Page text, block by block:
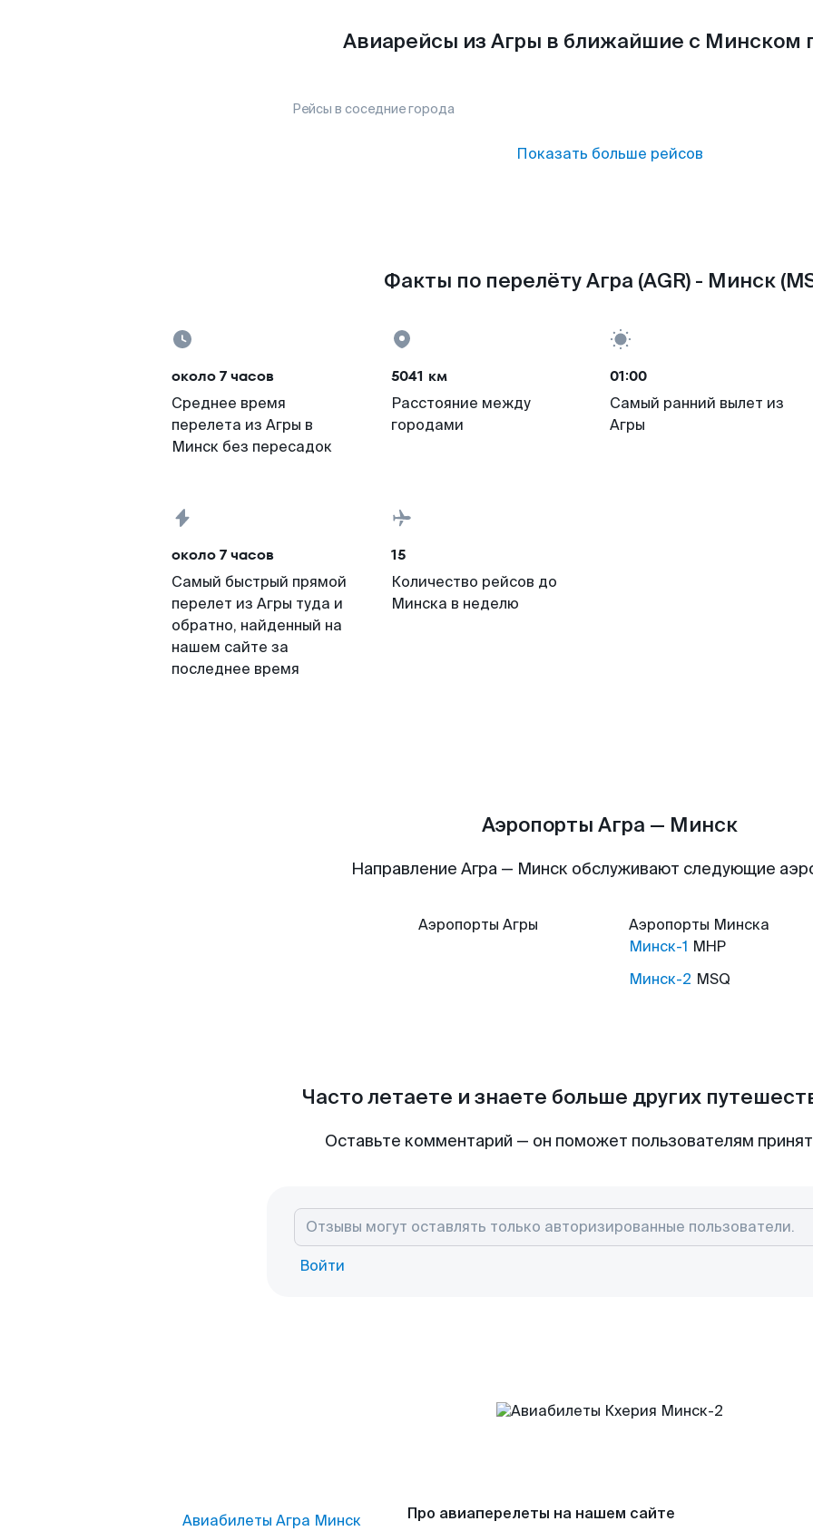
Авиарейсы из Агры в ближайшие с Минском
Рейсы в соседние города
Показать больше рейсов
Факты по перелёту Агра (AGR) - Минск
около 7 часов
Среднее время
перелета из Агры в
Минск без пересадок
5041 км
Расстояние между
городами
01:00
Самый ранний вылет из
Агры
около 7 часов
Самый быстрый прямой
перелет из Агры туда и
обратно, найденный на
нашем сайте за
последнее время
15
Количество рейсов до
Минска в неделю
Аэропорты Агра — Минск
Направление Агра — Минск обслуживают следующие
Аэропорты Агры Аэропорты Минска
Минск-1 MHP
Минск-2 MSQ
Часто летаете и знаете больше других
Оставьте комментарий — он поможет пользователям
Войти
Авиабилеты Агра Минск
Про авиаперелеты на нашем сайте